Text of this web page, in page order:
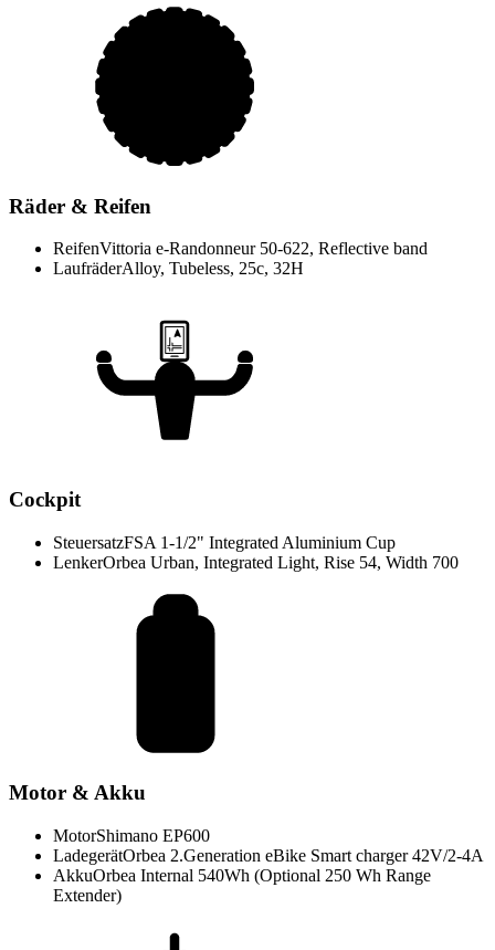
Räder & Reifen
ReifenVittoria e-Randonneur 50-622, Reflective band
LaufräderAlloy, Tubeless, 25c, 32H
Cockpit
SteuersatzFSA 1-1/2" Integrated Aluminium Cup
LenkerOrbea Urban, Integrated Light, Rise 54, Width 700
Motor & Akku
MotorShimano EP600
LadegerätOrbea 2.Generation eBike Smart charger 42V/2-4A
AkkuOrbea Internal 540Wh (Optional 250 Wh Range
Extender)